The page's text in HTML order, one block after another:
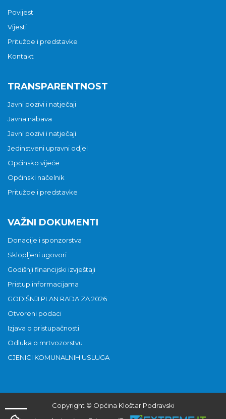
Povijest
Vijesti
Pritužbe i predstavke
Kontakt
TRANSPARENTNOST
Javni pozivi i natječaji
Javna nabava
Javni pozivi i natječaji
Jedinstveni upravni odjel
Općinsko vijeće
Općinski načelnik
Pritužbe i predstavke
VAŽNI DOKUMENTI
Donacije i sponzorstva
Sklopljeni ugovori
Godišnji financijski izvještaji
Pristup informacijama
GODIŠNJI PLAN RADA ZA 2026
Otvoreni podaci
Izjava o pristupačnosti
Odluka o mrtvozorstvu
CJENICI KOMUNALNIH USLUGA
Copyright © Općina Kloštar Podravski